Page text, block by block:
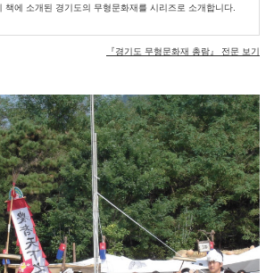
책에 소개된 경기도의 무형문화재를 시리즈로 소개합니다.
『경기도 무형문화재 총람』 전문 보기